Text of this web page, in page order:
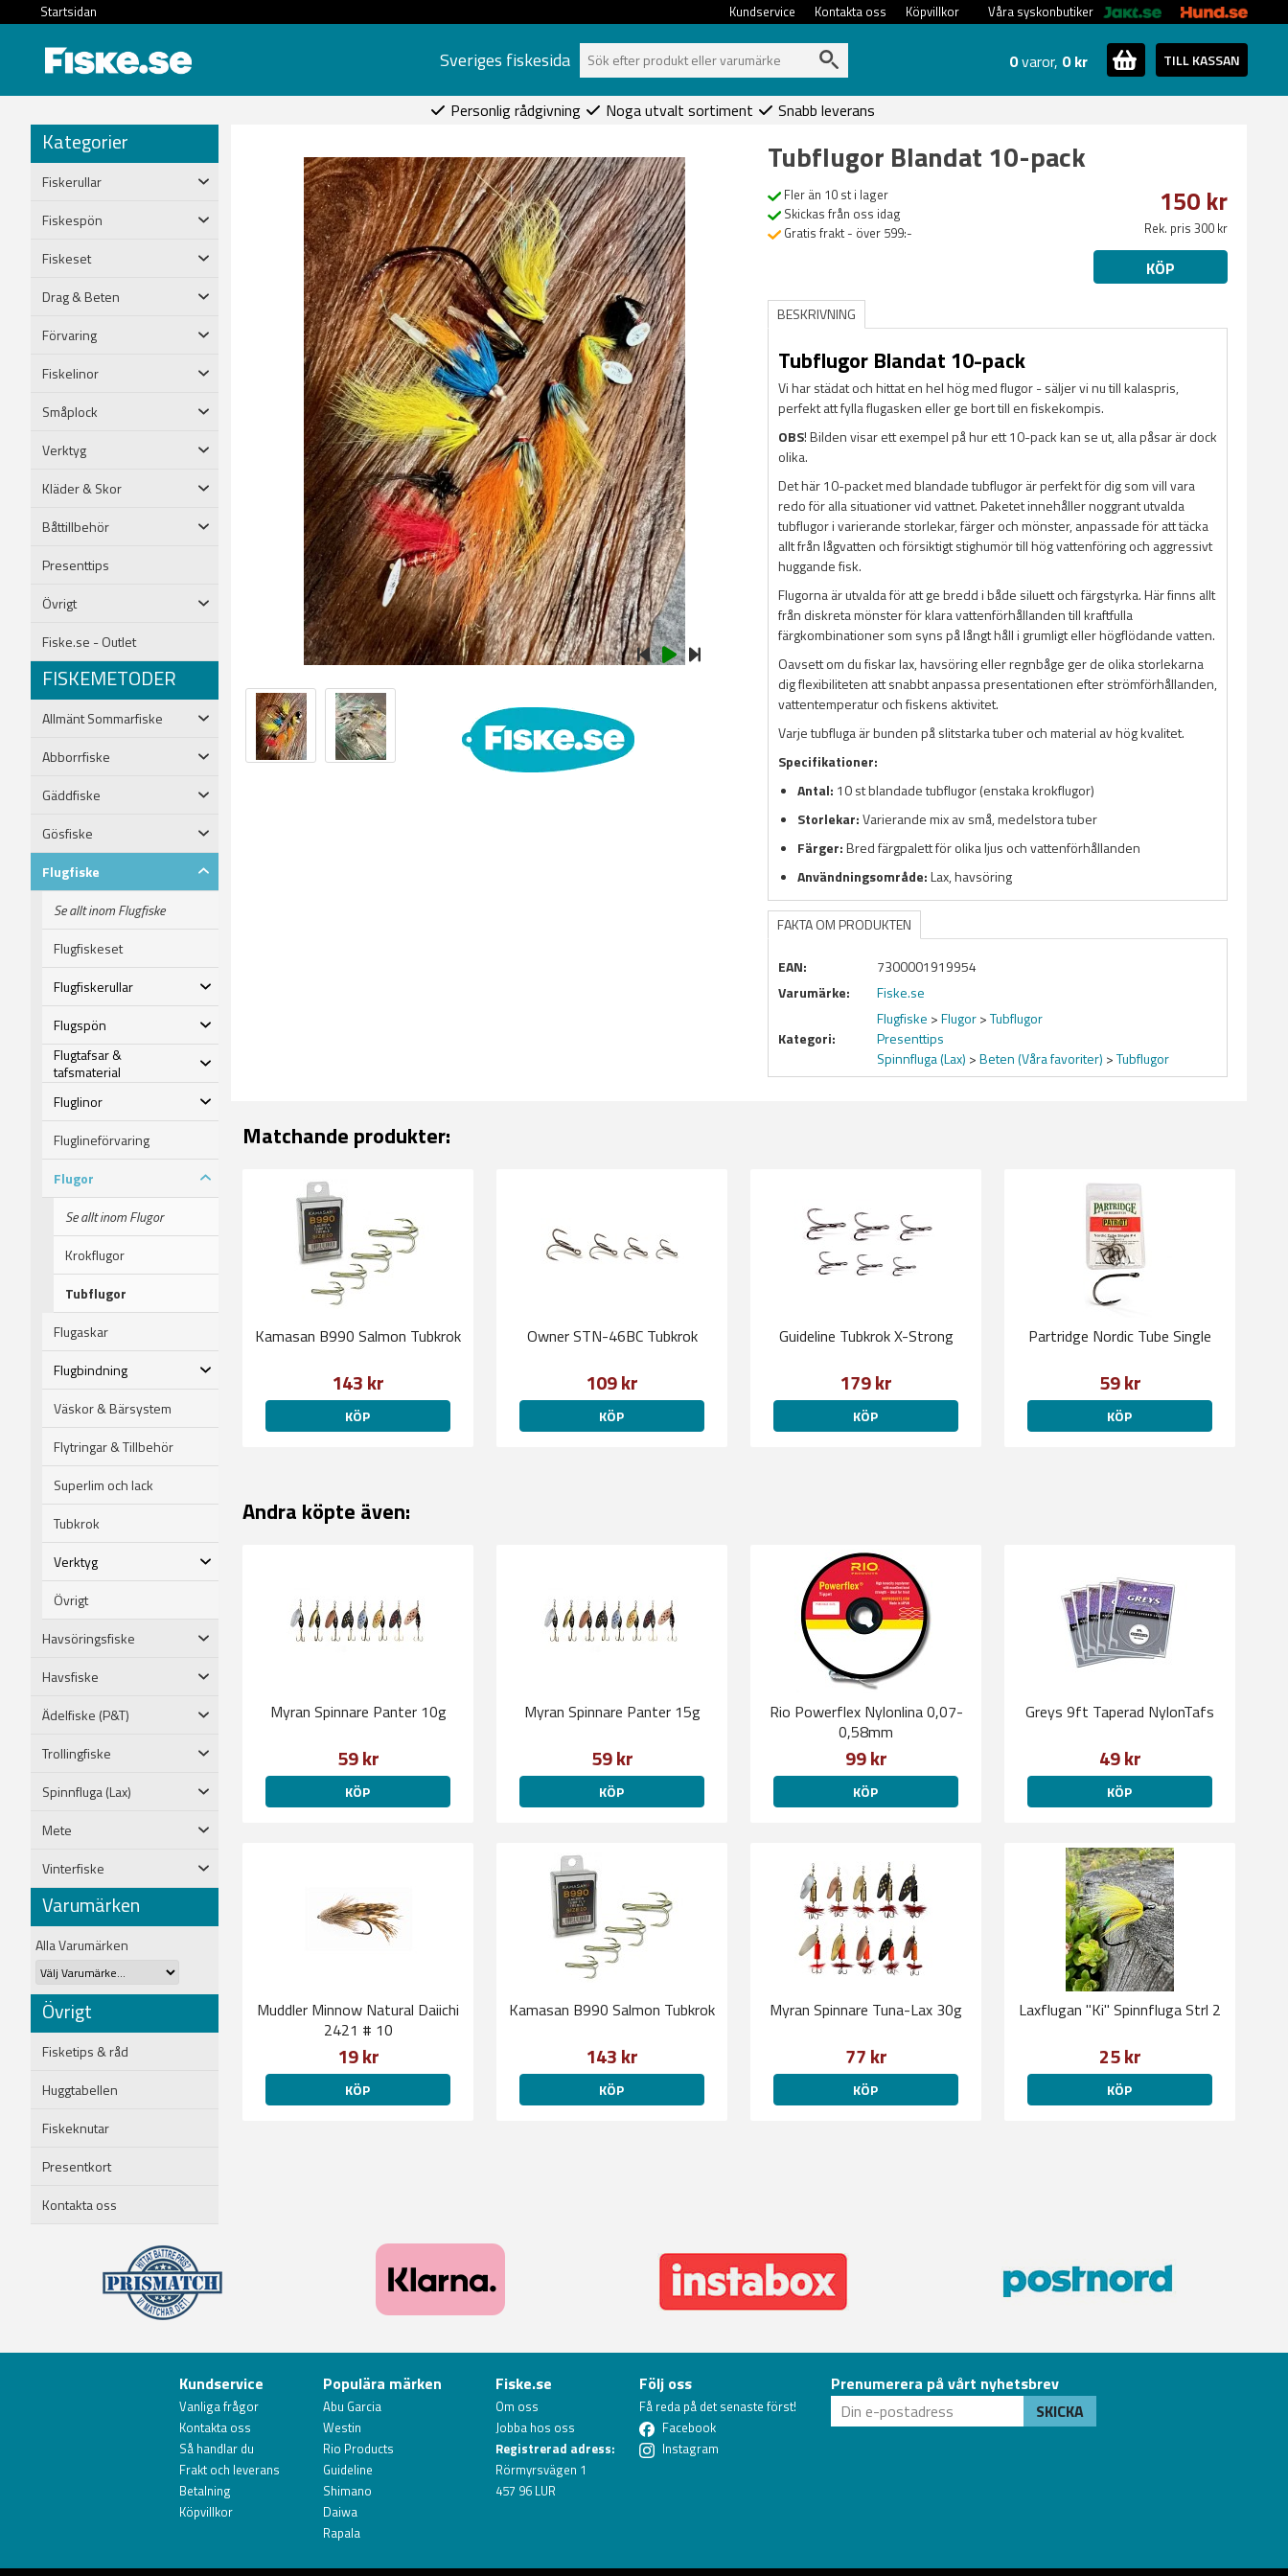
Startsidan Våra syskonbutiker
Köpvillkor
Kontakta oss
Kundservice
Sveriges fiskesida 0varor, 0 kr TILL KASSAN
Personlig rådgivning Noga utvalt sortiment Snabb leverans
Kategorier
Fiskerullar
Fiskespön
Fiskeset
Drag & Beten
Förvaring
Fiskelinor
Småplock
Verktyg
Kläder & Skor
Båttillbehör
Presenttips
Övrigt
Fiske.se - Outlet
FISKEMETODER
Allmänt Sommarfiske
Abborrfiske
Gäddfiske
Gösfiske
Flugfiske
Se allt inom Flugfiske
Flugfiskeset
Flugfiskerullar
Flugspön
Flugtafsar &
tafsmaterial
Fluglinor
Fluglineförvaring
Flugor
Se allt inom Flugor
Krokflugor
Tubflugor
Flugaskar
Flugbindning
Väskor & Bärsystem
Flytringar & Tillbehör
Superlim och lack
Tubkrok
Verktyg
Övrigt
Havsöringsfiske
Havsfiske
Ädelfiske (P&T)
Trollingfiske
Spinnfluga (Lax)
Mete
Vinterfiske
Varumärken
Alla Varumärken
Övrigt
Fisketips & råd
Huggtabellen
Fiskeknutar
Presentkort
Kontakta oss
Tubflugor Blandat 10-pack
Fler än 10 st i lager
Skickas från oss idag
Gratis frakt - över 599:-
150 kr
Rek. pris 300 kr
KÖP
BESKRIVNING
Tubflugor Blandat 10-pack
Vi har städat och hittat en hel hög med flugor - säljer vi nu till kalaspris,
perfekt att fylla flugasken eller ge bort till en fiskekompis.
OBS! Bilden visar ett exempel på hur ett 10-pack kan se ut, alla påsar är dock
olika.
Det här 10-packet med blandade tubflugor är perfekt för dig som vill vara
redo för alla situationer vid vattnet. Paketet innehåller noggrant utvalda
tubflugor i varierande storlekar, färger och mönster, anpassade för att täcka
allt från lågvatten och försiktigt stighumör till hög vattenföring och aggressivt
huggande fisk.
Flugorna är utvalda för att ge bredd i både siluett och färgstyrka. Här finns allt
från diskreta mönster för klara vattenförhållanden till kraftfulla
färgkombinationer som syns på långt håll i grumligt eller högflödande vatten.
Oavsett om du fiskar lax, havsöring eller regnbåge ger de olika storlekarna
dig flexibiliteten att snabbt anpassa presentationen efter strömförhållanden,
vattentemperatur och fiskens aktivitet.
Varje tubfluga är bunden på slitstarka tuber och material av hög kvalitet.
Specifikationer:
Antal: 10 st blandade tubflugor (enstaka krokflugor)
Storlekar:Varierande mix av små, medelstora tuber
Färger:Bred färgpalett för olika ljus och vattenförhållanden
Användningsområde:Lax, havsöring
FAKTA OM PRODUKTEN
EAN:
7300001919954
Varumärke:
Fiske.se
Kategori:
Flugfiske >Flugor>Tubflugor
Presenttips
Spinnfluga (Lax) >Beten (Våra favoriter) >Tubflugor
Matchande produkter:
Kamasan B990 Salmon Tubkrok
143 kr
KÖP
Owner STN-46BC Tubkrok
109 kr
KÖP
Guideline Tubkrok X-Strong
179 kr
KÖP
Partridge Nordic Tube Single
59 kr
KÖP
Andra köpte även:
Myran Spinnare Panter 10g
59 kr
KÖP
Myran Spinnare Panter 15g
59 kr
KÖP
Rio Powerflex Nylonlina 0,07-
0,58mm
99 kr
KÖP
Greys 9ft Taperad NylonTafs
49 kr
KÖP
Muddler Minnow Natural Daiichi
2421 # 10
19 kr
KÖP
Kamasan B990 Salmon Tubkrok
143 kr
KÖP
Myran Spinnare Tuna-Lax 30g
77 kr
KÖP
Laxflugan "Ki" Spinnfluga Strl 2
25 kr
KÖP
Kundservice
Vanliga frågor
Kontakta oss
Så handlar du
Frakt och leverans
Betalning
Köpvillkor
Populära märken
Abu Garcia
Westin
Rio Products
Guideline
Shimano
Daiwa
Rapala
Fiske.se
Om oss
Jobba hos oss
Registrerad adress:
Rörmyrsvägen 1
457 96 LUR
Följ oss
Få reda på det senaste först!
Facebook
Instagram
Prenumerera på vårt nyhetsbrev
SKICKA